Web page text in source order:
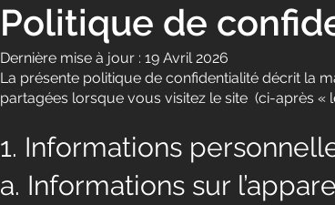
Politique de
Dernière mise à jour : 19 Avril 2026
La présente politique de confidentialité décrit la
partagées lorsque vous visitez le site (ci-après «
1. Informations
a. Informations sur